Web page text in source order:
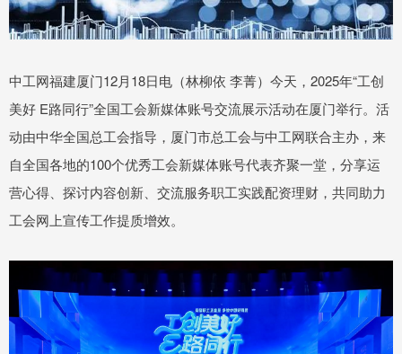
中工网福建厦门12月18日电（林柳依 李菁）今天，2025年“工创
美好 E路同行”全国工会新媒体账号交流展示活动在厦门举行。活
动由中华全国总工会指导，厦门市总工会与中工网联合主办，来
自全国各地的100个优秀工会新媒体账号代表齐聚一堂，分享运
营心得、探讨内容创新、交流服务职工实践配资理财，共同助力
工会网上宣传工作提质增效。